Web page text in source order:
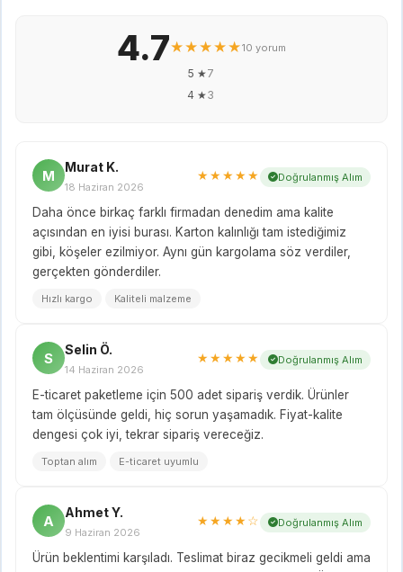
4.7★★★★★10 yorum
5 ★7
4 ★3
M
Murat K.
18 Haziran 2026
★★★★★ Doğrulanmış Alım
Daha önce birkaç farklı firmadan denedim ama kalite
açısından en iyisi burası. Karton kalınlığı tam istediğimiz
gibi, köşeler ezilmiyor. Aynı gün kargolama söz verdiler,
gerçekten gönderdiler.
Hızlı kargo Kaliteli malzeme
S
Selin Ö.
14 Haziran 2026
★★★★★ Doğrulanmış Alım
E-ticaret paketleme için 500 adet sipariş verdik. Ürünler
tam ölçüsünde geldi, hiç sorun yaşamadık. Fiyat-kalite
dengesi çok iyi, tekrar sipariş vereceğiz.
Toptan alım E-ticaret uyumlu
A
Ahmet Y.
9 Haziran 2026
★★★★☆ Doğrulanmış Alım
Ürün beklentimi karşıladı. Teslimat biraz gecikmeli geldi ama